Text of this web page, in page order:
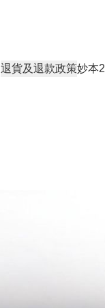
退貨及退款政策妙本2